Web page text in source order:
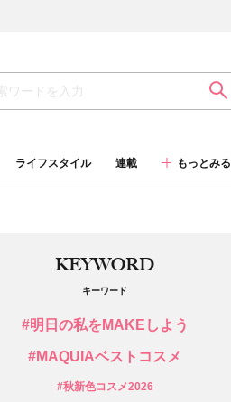
ライフスタイル 連載 もっとみる
KEYWORD
キーワード
#明日の私をMAKEしよう
#MAQUIAベストコスメ
#秋新色コスメ2026